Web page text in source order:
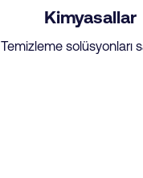
Kimyasallar
Temizleme solüsyonları